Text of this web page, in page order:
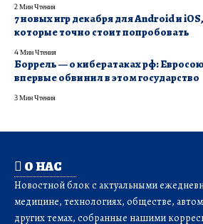
2 Мин Чтения
7 новых игр декабря для Android и iOS,
которые точно стоит попробовать
4 Мин Чтения
Боррель — о кибератаках рф:
впервые обвинил в этом государство
3 Мин Чтения
О НАС
Новостной блок с актуальными
медицине, технологиях, обществе,
других темах, собранные нашими